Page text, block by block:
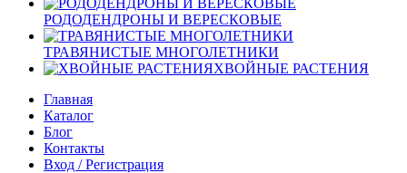
РОДОДЕНДРОНЫ И ВЕРЕСКОВЫЕ
ТРАВЯНИСТЫЕ МНОГОЛЕТНИКИ
ХВОЙНЫЕ РАСТЕНИЯ
Главная
Каталог
Блог
Контакты
Вход / Регистрация